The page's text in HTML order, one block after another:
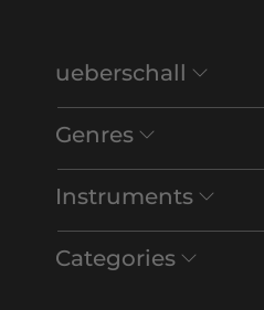
ueberschall
Genres
Instruments
Categories